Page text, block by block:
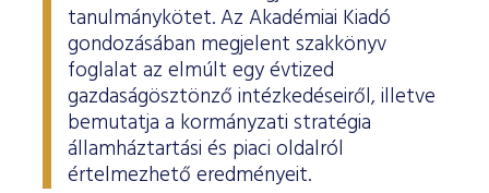
tanulmánykötet. Az Akadémiai Kiadó
gondozásában megjelent szakkönyv
foglalat az elmúlt egy évtized
gazdaságösztönző intézkedéseiről, illetve
bemutatja a kormányzati stratégia
államháztartási és piaci oldalról
értelmezhető eredményeit.